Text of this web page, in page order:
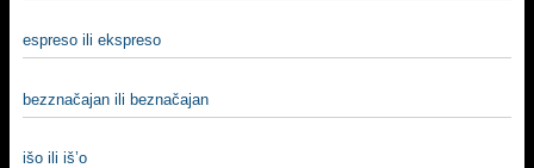
espreso ili ekspreso
bezznačajan ili beznačajan
išo ili iš’o